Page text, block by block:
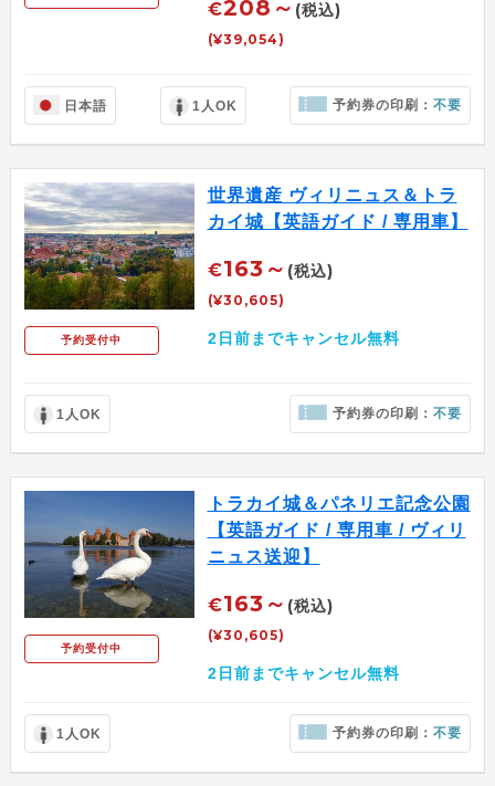
€208～ (税込)
(¥39,054)
日本語 1人OK 予約券の印刷：不要
予約受付中
世界遺産 ヴィリニュス＆トラ
カイ城【英語ガイド / 専用車】
€163～ (税込)
(¥30,605)
2日前までキャンセル無料
1人OK 予約券の印刷：不要
予約受付中
トラカイ城＆パネリエ記念公園
【英語ガイド / 専用車 / ヴィリ
ニュス送迎】
€163～ (税込)
(¥30,605)
2日前までキャンセル無料
1人OK 予約券の印刷：不要